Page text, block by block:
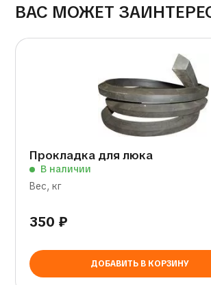
ВАС МОЖЕТ
Прокладка для люка
В наличии
Вес, кг
350 ₽
ДОБАВИТЬ В КОРЗИНУ